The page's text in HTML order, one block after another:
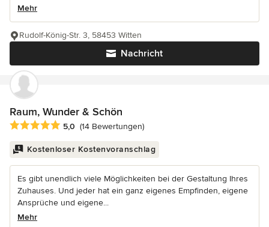
Mehr
Nachricht
Rudolf-König-Str. 3, 58453 Witten
Raum, Wunder & Schön
Durchschnittliche Bewertung: 5 von 5 Sternen
5,0 (14 Bewertungen)
Kostenloser Kostenvoranschlag
Es gibt unendlich viele Möglichkeiten bei der Gestaltung Ihres
Zuhauses. Und jeder hat ein ganz eigenes Empfinden, eigene
Ansprüche und eigene...
Mehr